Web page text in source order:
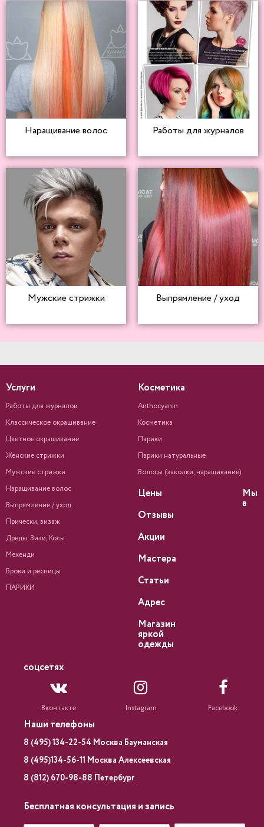
Наращивание волос Работы для журналов
Мужские стрижки Выпрямление / уход
Услуги
Работы для журналов
Классическое окрашивание
Цветное окрашивание
Женские стрижки
Мужские стрижки
Наращивание волос
Выпрямление / уход
Прически, визаж
Дреды, Зизи, Косы
Мехенди
Брови и ресницы
ПАРИКИ
Косметика
Anthocyanin
Косметика
Парики
Парики натуральные
Волосы (заколки, наращивание)
Цены
Отзывы
Акции
Мастера
Статьи
Адрес
Магазин
яркой
одежды
Мы
в
соцсетях
Вконтакте Instagram Facebook
Наши телефоны
8 (495) 134-22-54 Москва Бауманская
8 (495)134-56-11 Москва Алексеевская
8 (812) 670-98-88 Петербург
Бесплатная консультация и запись